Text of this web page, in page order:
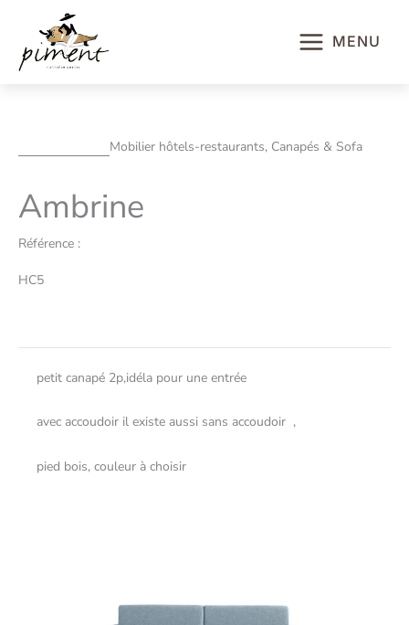
contenu
MENU
Mobilier hôtels-restaurants, Canapés & Sofa
Ambrine
Référence :
HC5
petit canapé 2p,idéla pour une entrée
avec accoudoir il existe aussi sans accoudoir ,
pied bois, couleur à choisir